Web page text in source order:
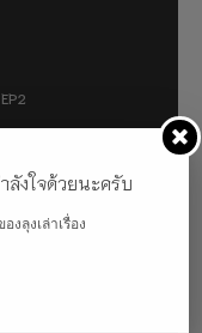
ลังใจด้วยนะครับ